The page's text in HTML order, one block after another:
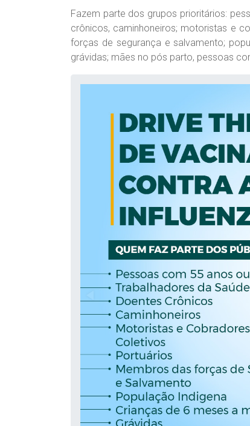
Fazem parte dos grupos prioritários:
crônicos, caminhoneiros; motoristas e
forças de segurança e salvamento;
grávidas; mães no pós parto, pessoas